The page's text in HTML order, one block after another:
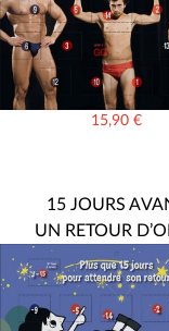
15,90€
15 JOURS
UN RETOUR